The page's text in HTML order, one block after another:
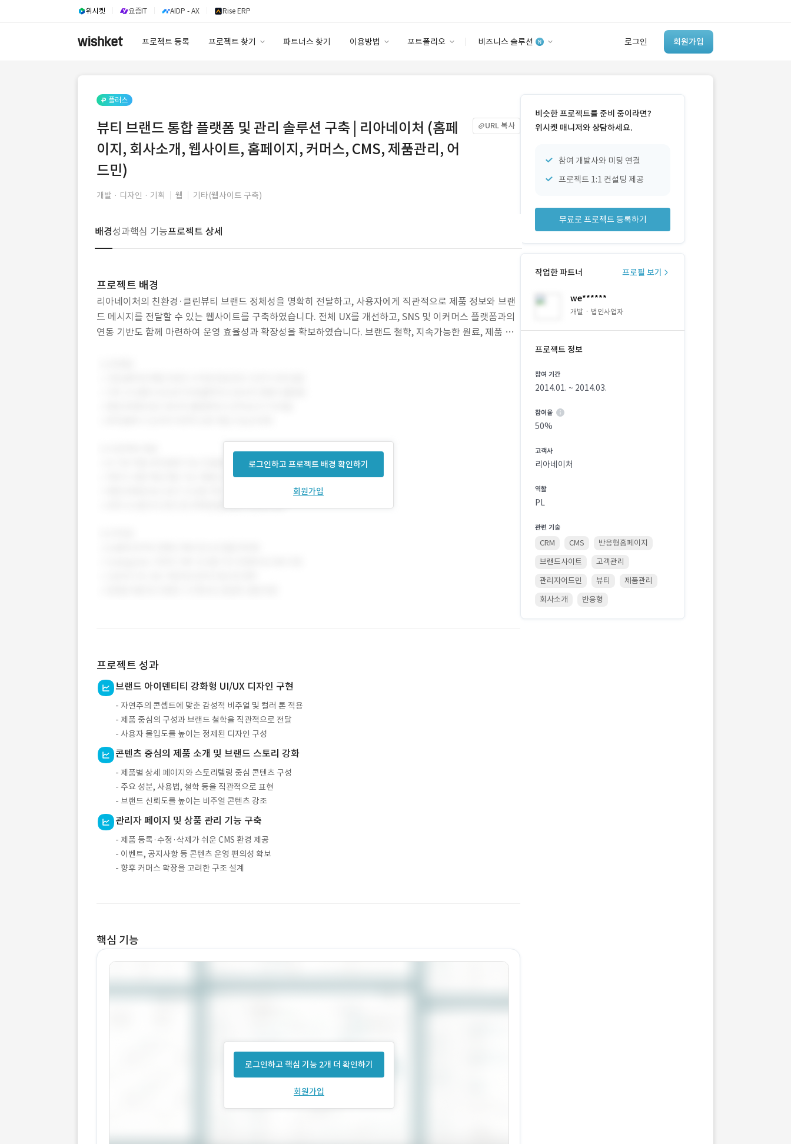
위시켓 요즘IT AIDP - AX Rise ERP
프로젝트 등록 프로젝트 찾기 파트너스 찾기 이용방법 포트폴리오 비즈니스 솔루션 로그인 회원가입
고객센터
안심 코드 케어
스토어
‘이런 거’ 만들어본
개발 회사 있어?
플러스
뷰티 브랜드 통합 플랫폼 및 관리 솔루션 구축 | 리아네이처 (홈페
이지, 회사소개, 웹사이트, 홈페이지, 커머스, CMS, 제품관리, 어
드민)
URL 복사
개발 · 디자인 · 기획 웹 기타(웹사이트 구축)
배경성과핵심 기능프로젝트 상세
프로젝트 배경
리아네이처의 친환경·클린뷰티 브랜드 정체성을 명확히 전달하고, 사용자에게 직관적으로 제품 정보와 브랜
드 메시지를 전달할 수 있는 웹사이트를 구축하였습니다. 전체 UX를 개선하고, SNS 및 이커머스 플랫폼과의
연동 기반도 함께 마련하여 운영 효율성과 확장성을 확보하였습니다. 브랜드 철학, 지속가능한 원료, 제품 성
로그인하고 프로젝트 배경 확인하기
회원가입
프로젝트 성과
브랜드 아이덴티티 강화형 UI/UX 디자인 구현
- 자연주의 콘셉트에 맞춘 감성적 비주얼 및 컬러 톤 적용
- 제품 중심의 구성과 브랜드 철학을 직관적으로 전달
- 사용자 몰입도를 높이는 정제된 디자인 구성
콘텐츠 중심의 제품 소개 및 브랜드 스토리 강화
- 제품별 상세 페이지와 스토리텔링 중심 콘텐츠 구성
- 주요 성분, 사용법, 철학 등을 직관적으로 표현
- 브랜드 신뢰도를 높이는 비주얼 콘텐츠 강조
관리자 페이지 및 상품 관리 기능 구축
- 제품 등록·수정·삭제가 쉬운 CMS 환경 제공
- 이벤트, 공지사항 등 콘텐츠 운영 편의성 확보
- 향후 커머스 확장을 고려한 구조 설계
핵심 기능
로그인하고 핵심 기능 2개 더 확인하기
회원가입
비슷한 프로젝트를 준비 중이라면?
위시켓 매니저와 상담하세요.
참여 개발사와 미팅 연결
프로젝트 1:1 컨설팅 제공
무료로 프로젝트 등록하기
작업한 파트너 프로필 보기
we******
개발 · 법인사업자
프로젝트 정보
참여 기간
2014.01. ~ 2014.03.
참여율
50%
고객사
리아네이처
역할
PL
관련 기술
CRM CMS
반응형홈페이지
브랜드사이트
고객관리
관리자어드민
뷰티
제품관리
회사소개
반응형